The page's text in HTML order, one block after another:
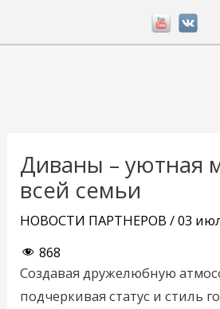
Диваны – уютная
всей семьи
НОВОСТИ ПАРТНЕРОВ /03
868
Создавая дружелюбную
подчеркивая статус и стиль
записям